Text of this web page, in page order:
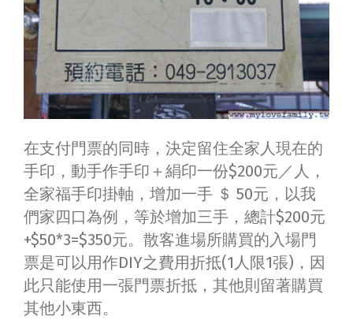
在支付門票的同時，決定留住全家人現在的
手印，動手作手印＋絹印一份$200元／人，
全家福手印掛軸，增加一手 ＄ 50元，以我
們家四口為例，等於增加三手，總計$200元
+$50*3=$350元。​散客進場所購買的入場門
票是可以用作DIY之費用折抵(1人限1張)，因
此只能使用一張門票折抵，其他則留著購買
其他小東西。